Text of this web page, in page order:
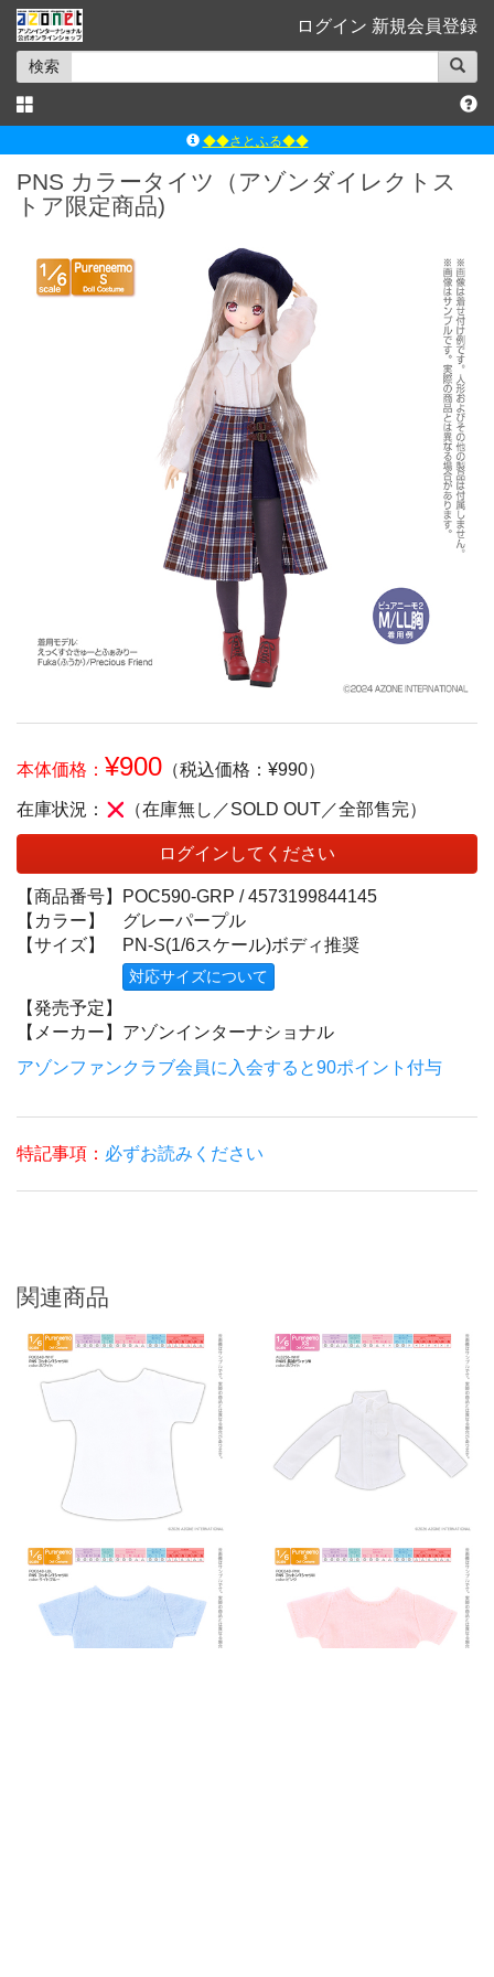
ログイン 新規会員登録
検索
◆◆さとふる◆◆
ｱｿﾞﾝﾚｰﾍﾞﾙｼｮｯﾌﾟ楽天市場店
よくあるご質問（Q&A）
PNS カラータイツ（アゾンダイレクトス
トア限定商品)
本体価格： ¥900 （税込価格：¥990）
在庫状況： （在庫無し／SOLD OUT／全部售完）
ログインしてください
【商品番号】 POC590-GRP /4573199844145
【カラー】
グレーパープル
【サイズ】
PN-S(1/6スケール)ボディ推奨
対応サイズについて
【発売予定】
【メーカー】 アゾンインターナショナル
アゾンファンクラブ会員に入会すると90ポイント付与
特記事項： 必ずお読みください
関連商品